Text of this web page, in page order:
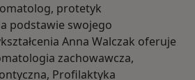
protetyk
podstawie swojego
Anna Walczak oferuje
zachowawcza,
Profilaktyka